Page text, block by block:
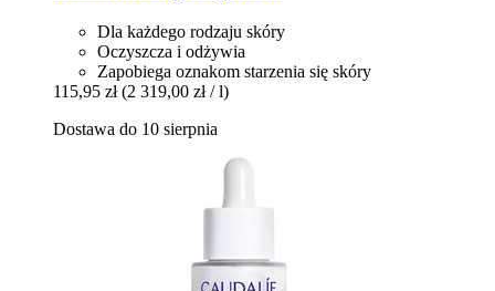
Dla każdego rodzaju skóry
Oczyszcza i odżywia
Zapobiega oznakom starzenia się skóry
115,95 zł (2 319,00 zł / l)
Dostawa do 10 sierpnia